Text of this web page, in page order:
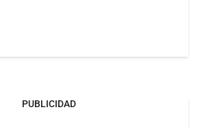
PUBLICIDAD